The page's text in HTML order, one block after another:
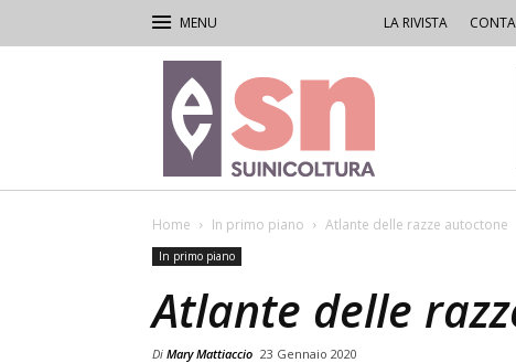
LA RIVISTA
Rivista
di
Suinicoltura
Home In primo piano Atlante delle razze autoctone
In primo piano
Atlante delle
Di Mary Mattiaccio 23 Gennaio 2020